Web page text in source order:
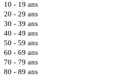
10 - 19 ans
20 - 29 ans
30 - 39 ans
40 - 49 ans
50 - 59 ans
60 - 69 ans
70 - 79 ans
80 - 89 ans